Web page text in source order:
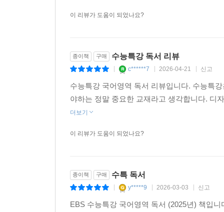
이 리뷰가 도움이 되었나요?
종이책 구매 수능특강 독서 리뷰
c******7 2026-04-21 신고
수능특강 국어영역 독서 리뷰입니다. 수능특
야하는 정말 중요한 교재라고 생각합니다. 디
더보기
이 리뷰가 도움이 되었나요?
종이책 구매 수특 독서
y*****9 2026-03-03 신고
EBS 수능특강 국어영역 독서 (2025년) 책입